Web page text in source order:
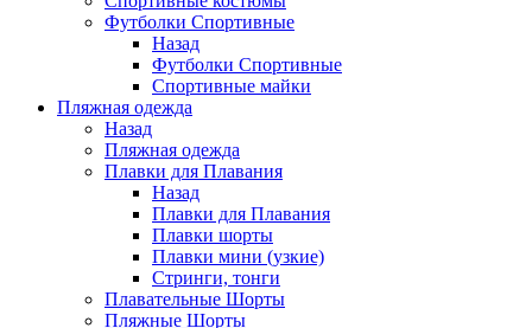
Футболки Спортивные
Назад
Футболки Спортивные
Спортивные майки
Пляжная одежда
Назад
Пляжная одежда
Плавки для Плавания
Назад
Плавки для Плавания
Плавки шорты
Плавки мини (узкие)
Стринги, тонги
Плавательные Шорты
Пляжные Шорты